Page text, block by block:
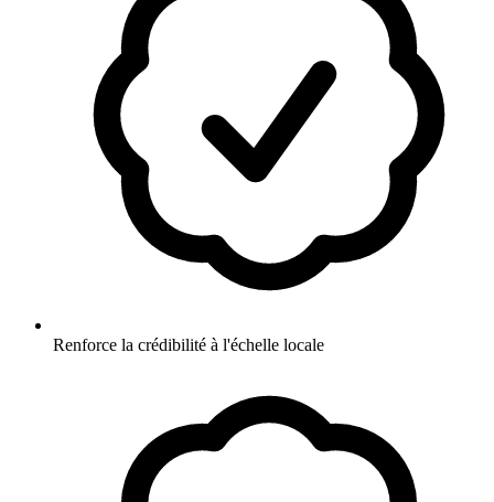
Renforce la crédibilité à l'échelle locale